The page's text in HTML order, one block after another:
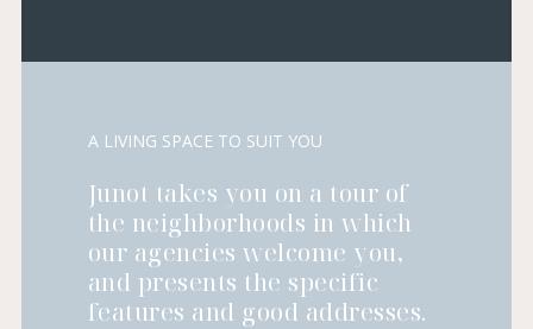
A LIVING SPACE TO SUIT YOU
Junot takes you on a tour of
the neighborhoods in which
our agencies welcome you,
and presents the specific
features and good addresses.